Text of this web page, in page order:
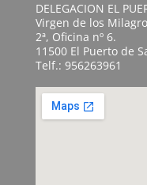
DELEGACION EL
Virgen de los
2ª, Oficina nº 6.
11500 El Puerto de
Telf.: 956263961